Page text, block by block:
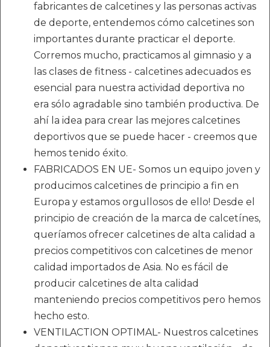
fabricantes de calcetines y las personas activas
de deporte, entendemos cómo calcetines son
importantes durante practicar el deporte.
Corremos mucho, practicamos al gimnasio y a
las clases de fitness - calcetines adecuados es
esencial para nuestra actividad deportiva no
era sólo agradable sino también productiva. De
ahí la idea para crear las mejores calcetines
deportivos que se puede hacer - creemos que
hemos tenido éxito.
FABRICADOS EN UE- Somos un equipo joven y
producimos calcetines de principio a fin en
Europa y estamos orgullosos de ello! Desde el
principio de creación de la marca de calcetínes,
queríamos ofrecer calcetines de alta calidad a
precios competitivos con calcetines de menor
calidad importados de Asia. No es fácil de
producir calcetines de alta calidad
manteniendo precios competitivos pero hemos
hecho esto.
VENTILACTION OPTIMAL- Nuestros calcetines